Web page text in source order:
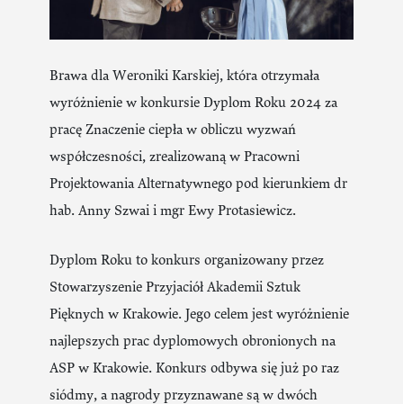
Brawa dla Weroniki Karskiej, która otrzymała
wyróżnienie w konkursie Dyplom Roku 2024 za
pracę Znaczenie ciepła w obliczu wyzwań
współczesności, zrealizowaną w Pracowni
Projektowania Alternatywnego pod kierunkiem dr
hab. Anny Szwai i mgr Ewy Protasiewicz.
Dyplom Roku to konkurs organizowany przez
Stowarzyszenie Przyjaciół Akademii Sztuk
Pięknych w Krakowie. Jego celem jest wyróżnienie
najlepszych prac dyplomowych obronionych na
ASP w Krakowie. Konkurs odbywa się już po raz
siódmy, a nagrody przyznawane są w dwóch